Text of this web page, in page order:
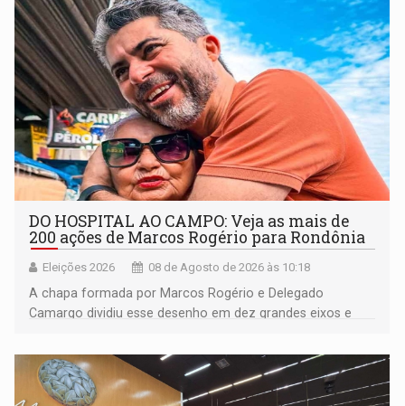
DO HOSPITAL AO CAMPO: Veja as mais de
200 ações de Marcos Rogério para Rondônia
Eleições 2026 08 de Agosto de 2026 às 10:18
A chapa formada por Marcos Rogério e Delegado
Camargo dividiu esse desenho em dez grandes eixos e